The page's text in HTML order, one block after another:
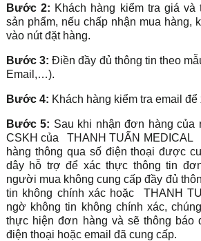
Bước 2: Khách hàng kiểm tra giá và
sản phẩm, nếu chấp nhận mua hàng,
vào nút đặt hàng.
Bước 3: Điền đầy đủ thông tin theo
Email,…).
Bước 4: Khách hàng kiểm tra email
Bước 5: Sau khi nhận đơn hàng của
CSKH của
THANH TUẤN MEDICAL
hàng thông qua số điện thoại được
dây hỗ trợ để xác thực thông tin
người mua không cung cấp đầy đủ
tin không chính xác hoặc
THANH
ngờ không tin không chính xác,
thực hiện đơn hàng và sẽ thông báo
điện thoại hoặc email đã cung cấp.